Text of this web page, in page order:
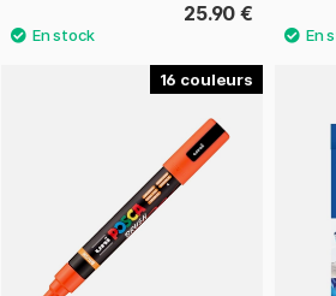
25.90 €
16